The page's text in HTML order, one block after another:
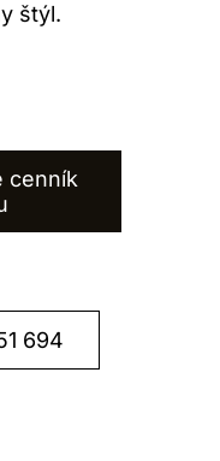
štýl.
cenník
694